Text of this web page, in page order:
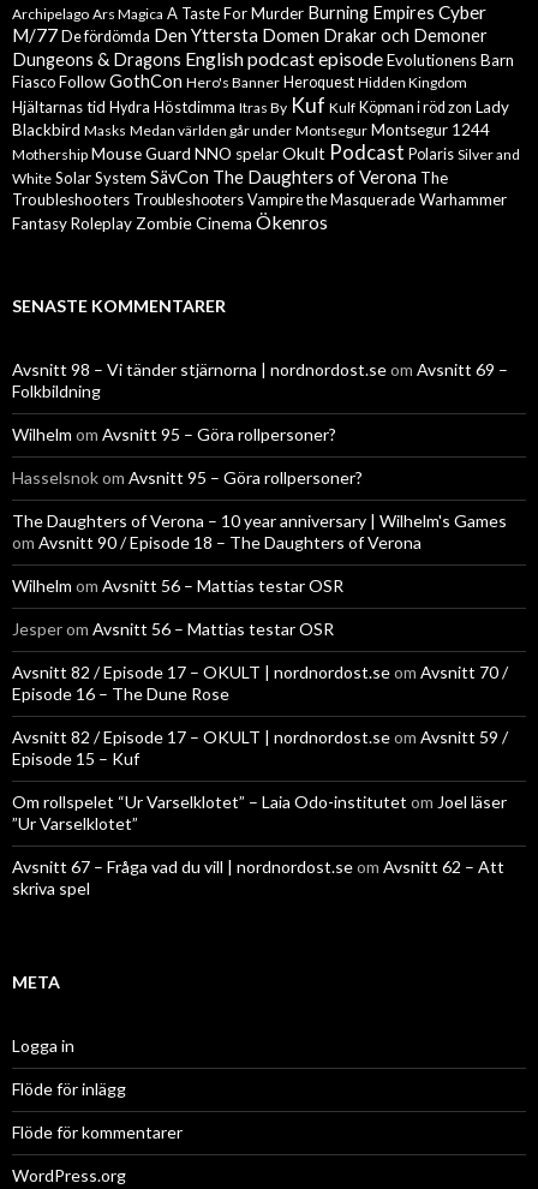
Archipelago Ars Magica A Taste For Murder Burning Empires Cyber
M/77 De fördömda Den Yttersta Domen Drakar och Demoner
Dungeons & Dragons English podcast episodeEvolutionens Barn
Fiasco FollowGothCon Hero's Banner Heroquest Hidden Kingdom
Hjältarnas tid Hydra Höstdimma Itras By Kuf Kulf Köpman i röd zon Lady
Blackbird Masks Medan världen går under Montsegur Montsegur 1244
Mothership Mouse Guard NNO spelarOkult Podcast Polaris Silver and
White Solar System SävCon The Daughters of Verona The
Troubleshooters Troubleshooters Vampire the Masquerade Warhammer
Fantasy Roleplay Zombie Cinema Ökenros
SENASTE KOMMENTARER
Avsnitt 98 – Vi tänder stjärnorna | nordnordost.seom Avsnitt 69 –
Folkbildning
Wilhelm om Avsnitt 95 – Göra rollpersoner?
Hasselsnokom Avsnitt 95 – Göra rollpersoner?
The Daughters of Verona – 10 year anniversary | Wilhelm's Games
om Avsnitt 90 / Episode 18 – The Daughters of Verona
Wilhelm om Avsnitt 56 – Mattias testar OSR
Jesperom Avsnitt 56 – Mattias testar OSR
Avsnitt 82 / Episode 17 – OKULT | nordnordost.seom Avsnitt 70 /
Episode 16 – The Dune Rose
Avsnitt 82 / Episode 17 – OKULT | nordnordost.seom Avsnitt 59 /
Episode 15 – Kuf
Om rollspelet “Ur Varselklotet” – Laia Odo-institutet om Joel läser
”Ur Varselklotet”
Avsnitt 67 – Fråga vad du vill | nordnordost.seom Avsnitt 62 – Att
skriva spel
META
Logga in
Flöde för inlägg
Flöde för kommentarer
WordPress.org